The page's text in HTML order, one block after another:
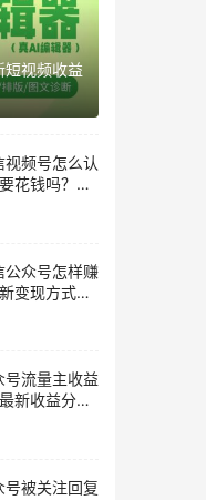
视频收益
频号怎么认
花钱吗？最
众号怎样赚
变现方式完
流量主收益
新收益分析
被关注回复